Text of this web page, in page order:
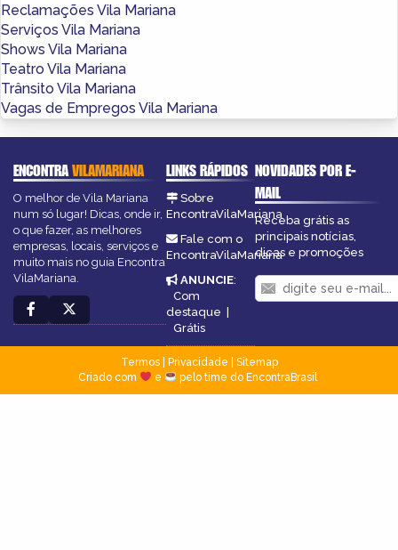
Reclamações Vila Mariana
Serviços Vila Mariana
Shows Vila Mariana
Teatro Vila Mariana
Trânsito Vila Mariana
Vagas de Empregos Vila Mariana
ENCONTRAVILAMARIANA
O melhor de Vila Mariana
num só lugar! Dicas, onde ir,
o que fazer, as melhores
empresas, locais, serviços e
muito mais no guia Encontra
VilaMariana.
LINKS RÁPIDOS
Sobre
EncontraVilaMariana
Fale com o
EncontraVilaMariana
ANUNCIE:
Com
destaque
Grátis
NOVIDADES POR E-
MAIL
Receba grátis as
principais notícias,
dicas e promoções
Termos| Privacidade
Sitemap
Criado com
e pelo time do EncontraBrasil